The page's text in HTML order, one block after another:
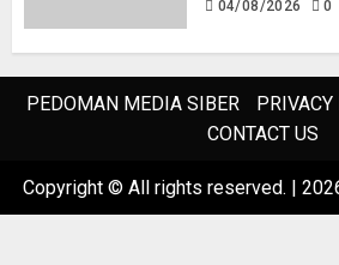
04/08/2026 0
PEDOMAN MEDIA SIBER
CONTACT US
Copyright © All rights reserved.